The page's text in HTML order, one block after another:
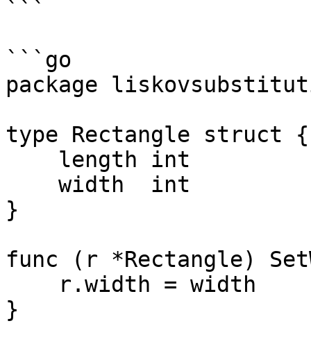
```
```go
package
type Rectangle struct {
}
func (r *Rectangle)
}